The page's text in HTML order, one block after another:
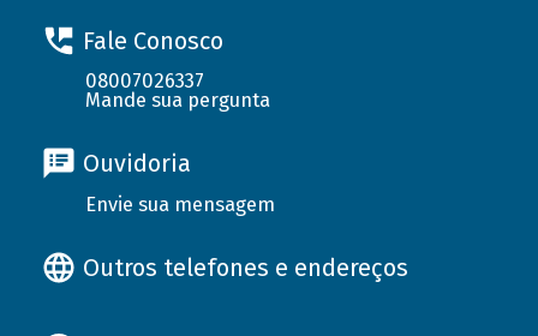
Fale Conosco
08007026337
Mande sua pergunta
Ouvidoria
Envie sua mensagem
Outros telefones e endereços